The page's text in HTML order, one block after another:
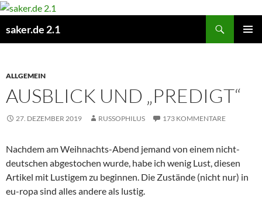
Zum
springen
saker.de 2.1
ALLGEMEIN
AUSBLICK UND „PREDIGT“
27. DEZEMBER 2019 RUSSOPHILUS 173 KOMMENTARE
Nachdem am Weihnachts-Abend jemand von einem nicht-
deutschen abgestochen wurde, habe ich wenig Lust, diesen
Artikel mit Lustigem zu beginnen. Die Zustände (nicht nur) in
eu-ropa sind alles andere als lustig.